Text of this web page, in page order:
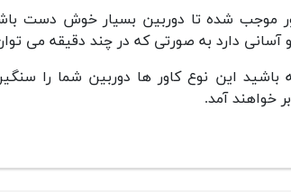
موجب شده تا دوربین بسیار خوش دست
آسانی دارد به صورتی که در چند دقیقه می
باشید این نوع کاور ها دوربین شما را
خواهند آمد.